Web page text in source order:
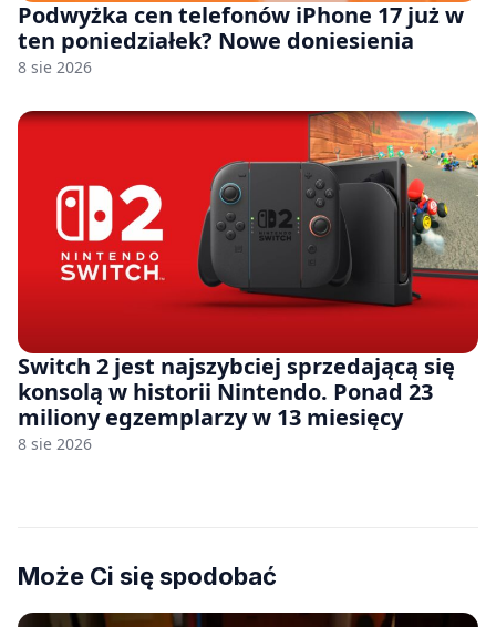
Podwyżka cen telefonów iPhone 17 już w
ten poniedziałek? Nowe doniesienia
8 sie 2026
Switch 2 jest najszybciej sprzedającą się
konsolą w historii Nintendo. Ponad 23
miliony egzemplarzy w 13 miesięcy
8 sie 2026
Może Ci się spodobać